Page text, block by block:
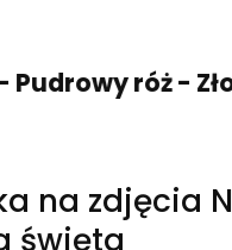
róż - Złoty
na zdjęcia
święta